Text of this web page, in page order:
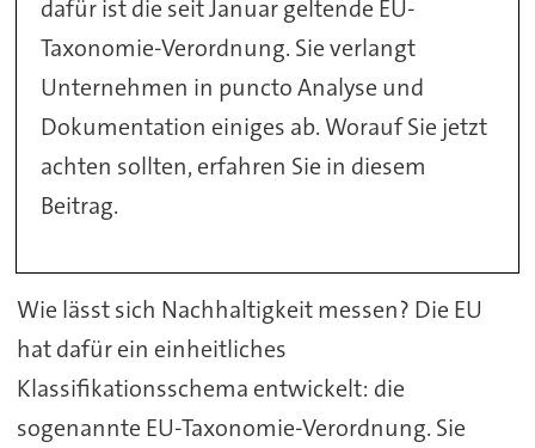
dafür ist die seit Januar geltende EU-
Taxonomie-Verordnung. Sie verlangt
Unternehmen in puncto Analyse und
Dokumentation einiges ab. Worauf Sie jetzt
achten sollten, erfahren Sie in diesem
Beitrag.
Wie lässt sich Nachhaltigkeit messen? Die EU
hat dafür ein einheitliches
Klassifikationsschema entwickelt: die
sogenannte EU-Taxonomie-Verordnung. Sie